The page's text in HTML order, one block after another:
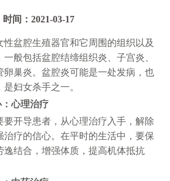
时间：2021-03-17
性盆腔生殖器官和它周围的组织以及
般包括盆腔结缔组织炎、子宫炎、
卵巢炎。盆腔炎可能是一处发病，也
妇女杀手之一。
心理治疗
要开导患者，从心理治疗入手，解除
治疗的信心。在平时的生活中，要保
逸结合，增强体质，提高机体抵抗